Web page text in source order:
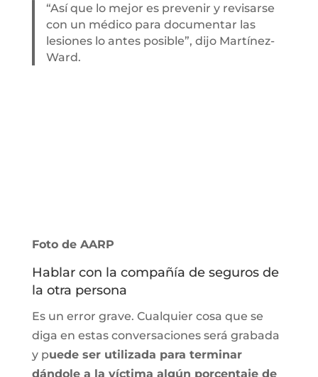
“Así que lo mejor es prevenir y revisarse
con un médico para documentar las
lesiones lo antes posible”, dijo Martínez-
Ward.
Foto de AARP
Hablar con la compañía de seguros de
la otra persona
Es un error grave. Cualquier cosa que se
diga en estas conversaciones será grabada
y puede ser utilizada para terminar
dándole a la víctima algún porcentaje de